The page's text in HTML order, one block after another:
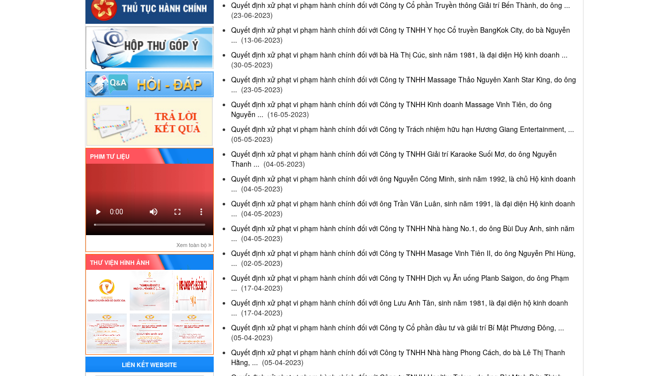
PHIM TƯ LIỆU
Xem toàn bộ
THƯ VIỆN HÌNH ẢNH
LIÊN KẾT WEBSITE
Quyết định xử phạt vi phạm hành chính đối với Công ty Cổ phần Truyền thông Giải trí Bến Thành, do ông ...
(23-06-2023)
Quyết định xử phạt vi phạm hành chính đối với Công ty TNHH Y học Cổ truyền BangKok City, do bà Nguyễn
... (13-06-2023)
Quyết định xử phạt vi phạm hành chính đối với bà Hà Thị Cúc, sinh năm 1981, là đại diện Hộ kinh doanh ...
(30-05-2023)
Quyết định xử phạt vi phạm hành chính đối với Công ty TNHH Massage Thảo Nguyên Xanh Star King, do ông
... (23-05-2023)
Quyết định xử phạt vi phạm hành chính đối với Công ty TNHH Kinh doanh Massage Vinh Tiên, do ông
Nguyễn ... (16-05-2023)
Quyết định xử phạt vi phạm hành chính đối với Công ty Trách nhiệm hữu hạn Hương Giang Entertainment, ...
(05-05-2023)
Quyết định xử phạt vi phạm hành chính đối với Công ty TNHH Giải trí Karaoke Suối Mơ, do ông Nguyễn
Thanh ... (04-05-2023)
Quyết định xử phạt vi phạm hành chính đối với ông Nguyễn Công Minh, sinh năm 1992, là chủ Hộ kinh doanh
... (04-05-2023)
Quyết định xử phạt vi phạm hành chính đối với ông Trần Văn Luân, sinh năm 1991, là đại diện Hộ kinh doanh
... (04-05-2023)
Quyết định xử phạt vi phạm hành chính đối với Công ty TNHH Nhà hàng No.1, do ông Bùi Duy Anh, sinh năm
... (04-05-2023)
Quyết định xử phạt vi phạm hành chính đối với Công ty TNHH Masage Vinh Tiên II, do ông Nguyễn Phi Hùng,
... (02-05-2023)
Quyết định xử phạt vi phạm hành chính đối với Công ty TNHH Dịch vụ Ăn uống Planb Saigon, do ông Phạm
... (17-04-2023)
Quyết định xử phạt vi phạm hành chính đối với ông Lưu Anh Tân, sinh năm 1981, là đại diện hộ kinh doanh
... (17-04-2023)
Quyết định xử phạt vi phạm hành chính đối với Công ty Cổ phần đầu tư và giải trí Bí Mật Phương Đông, ...
(05-04-2023)
Quyết định xử phạt vi phạm hành chính đối với Công ty TNHH Nhà hàng Phong Cách, do bà Lê Thị Thanh
Hằng, ... (05-04-2023)